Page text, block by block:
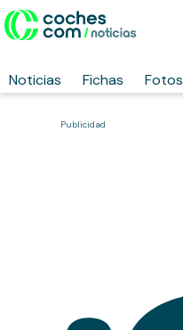
Noticias Fichas Fotos
Publicidad